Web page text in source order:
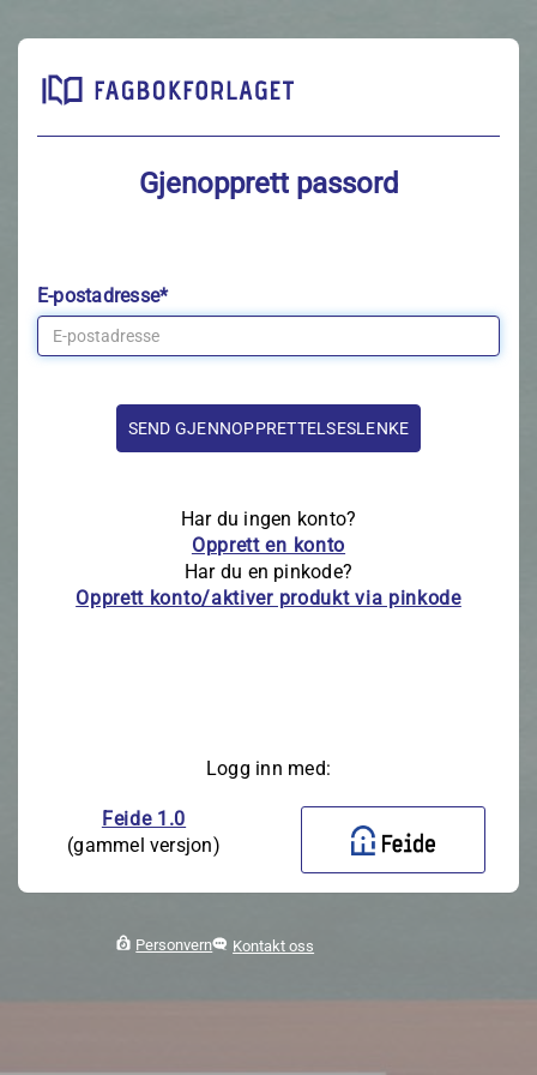
Gjenopprett passord
E-postadresse*
Har du ingen konto?
Opprett en konto
Har du en pinkode?
Opprett konto/aktiver produkt via pinkode
Logg inn med:
Feide 1.0
(gammel versjon)
Personvern Kontakt oss